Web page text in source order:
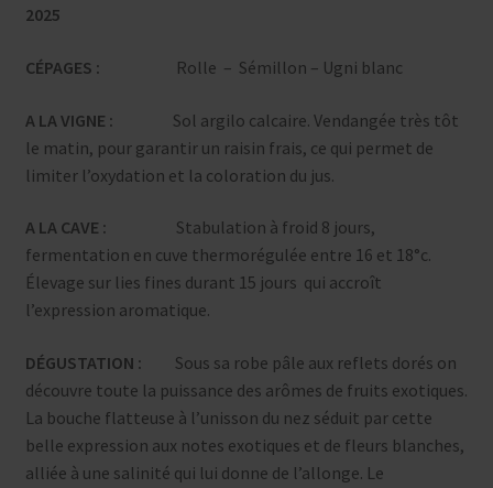
2025
CÉPAGES : Rolle – Sémillon – Ugni blanc
A LA VIGNE :
Sol argilo calcaire. Vendangée très tôt
le matin, pour garantir un raisin frais, ce qui permet de
limiter l’oxydation et la coloration du jus.
A LA CAVE :
Stabulation à froid 8 jours,
fermentation en cuve thermorégulée entre 16 et 18°c.
Élevage sur lies fines durant 15 jours qui accroît
l’expression aromatique.
DÉGUSTATION : Sous sa robe pâle aux reflets dorés on
découvre toute la puissance des arômes de fruits exotiques.
La bouche flatteuse à l’unisson du nez séduit par cette
belle expression aux notes exotiques et de fleurs blanches,
alliée à une salinité qui lui donne de l’allonge. Le